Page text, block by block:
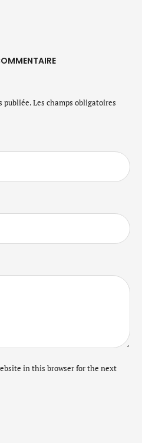
publiée.Les champs obligatoires
in this browser for the next